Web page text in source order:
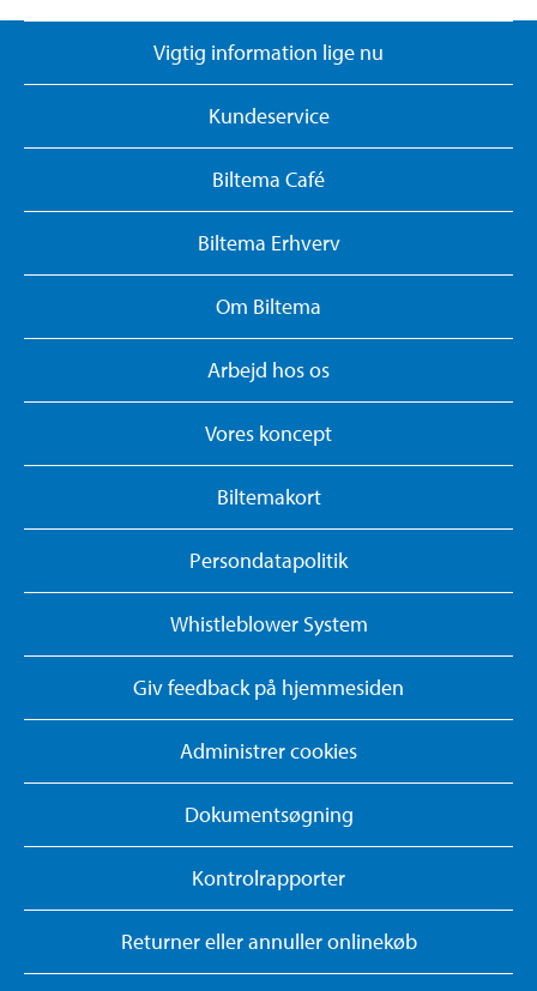
Vigtig information lige nu
Kundeservice
Biltema Café
Biltema Erhverv
Om Biltema
Arbejd hos os
Vores koncept
Biltemakort
Persondatapolitik
Whistleblower System
Giv feedback på hjemmesiden
Administrer cookies
Dokumentsøgning
Kontrolrapporter
Returner eller annuller onlinekøb